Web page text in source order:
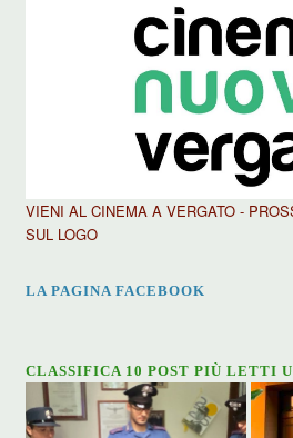
VIENI AL CINEMA A VERGATO -
SUL LOGO
LA PAGINA FACEBOOK
CLASSIFICA 10 POST PIÙ LETTI